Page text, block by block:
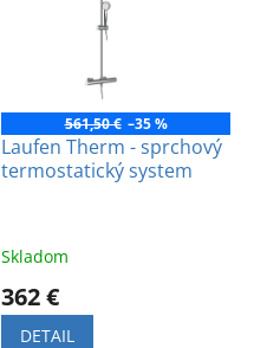
561,50 € –35 %
Laufen Therm - sprchový
termostatický system
Skladom
362 €
DETAIL